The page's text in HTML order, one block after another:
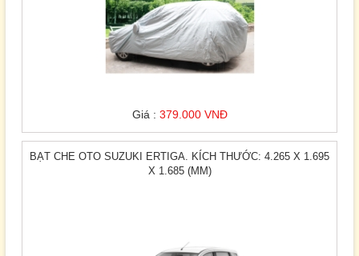
Giá : 379.000 VNĐ
BẠT CHE OTO SUZUKI ERTIGA. KÍCH THƯỚC: 4.265 X 1.695
X 1.685 (MM)